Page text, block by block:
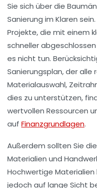
Sie sich über die
Sanierung im Klaren
Projekte, die mit einem
schneller
es nicht tun.
Sanierungsplan, der alle
Materialauswahl,
dies zu unterstützen,
wertvollen Ressourcen
auf Finanzgrundlagen.
Außerdem sollten Sie
Materialien und
Hochwertige
jedoch auf lange Sicht